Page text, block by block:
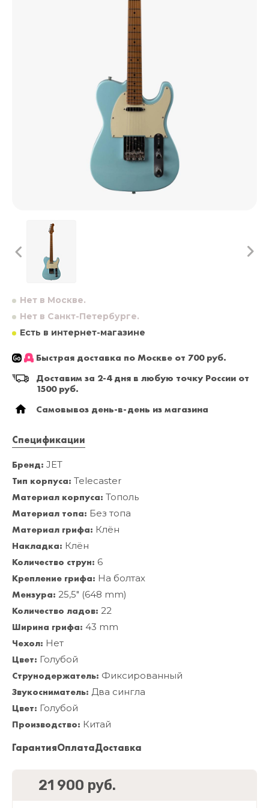
Нет в Москве.
Нет в Санкт-Петербурге.
Есть в интернет-магазине
Быстрая доставка по Москве от 700 руб.
Доставим за 2-4 дня в любую точку России от
1500 руб.
Самовывоз день-в-день из магазина
Спецификации
Бренд: JET
Тип корпуса: Telecaster
Материал корпуса: Тополь
Материал топа: Без топа
Материал грифа: Клён
Накладка: Клён
Количество струн: 6
Крепление грифа: На болтах
Мензура: 25,5" (648 mm)
Количество ладов: 22
Ширина грифа: 43 mm
Чехол: Нет
Цвет: Голубой
Струнодержатель: Фиксированный
Звукосниматель: Два сингла
Цвет: Голубой
Производство: Китай
ГарантияОплатаДоставка
21 900 руб.